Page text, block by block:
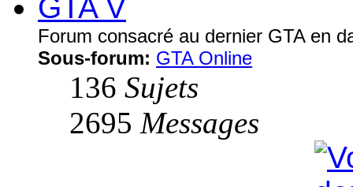
GTA V
Forum consacré au dernier GTA en
Sous-forum: GTA Online
136 Sujets
2695 Messages